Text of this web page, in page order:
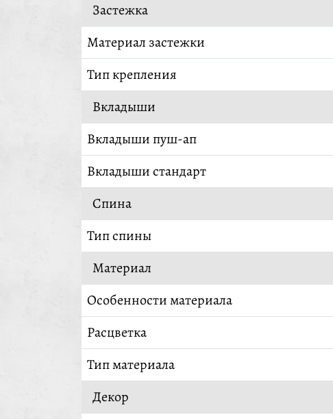
Застежка
Материал застежки
Тип крепления
Вкладыши
Вкладыши пуш-ап
Вкладыши стандарт
Спина
Тип спины
Материал
Особенности материала
Расцветка
Тип материала
Декор